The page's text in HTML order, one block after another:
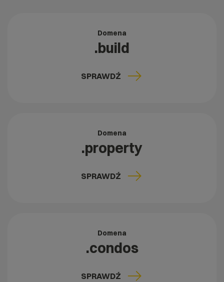
Domena
.build
SPRAWDŹ
Domena
.property
SPRAWDŹ
Domena
.condos
SPRAWDŹ